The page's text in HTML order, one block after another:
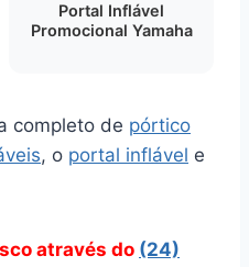
Portal Inflável
Promocional Yamaha
completo de pórtico
, o portal inflável e
através do (24)